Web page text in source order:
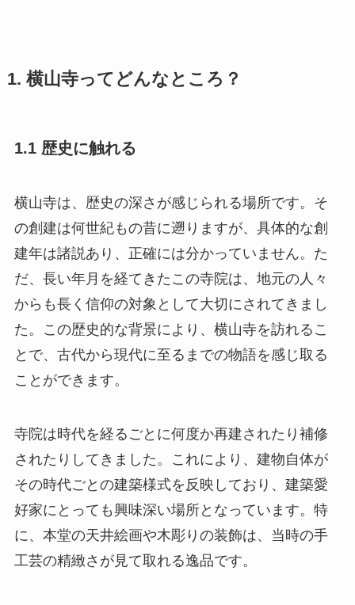
1. 横山寺ってどんなところ？
1.1 歴史に触れる
横山寺は、歴史の深さが感じられる場所です。そ
の創建は何世紀もの昔に遡りますが、具体的な創
建年は諸説あり、正確には分かっていません。た
だ、長い年月を経てきたこの寺院は、地元の人々
からも長く信仰の対象として大切にされてきまし
た。この歴史的な背景により、横山寺を訪れるこ
とで、古代から現代に至るまでの物語を感じ取る
ことができます。
寺院は時代を経るごとに何度か再建されたり補修
されたりしてきました。これにより、建物自体が
その時代ごとの建築様式を反映しており、建築愛
好家にとっても興味深い場所となっています。特
に、本堂の天井絵画や木彫りの装飾は、当時の手
工芸の精緻さが見て取れる逸品です。